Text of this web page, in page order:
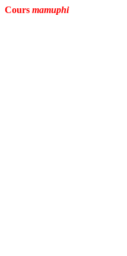
Cours mamuphi